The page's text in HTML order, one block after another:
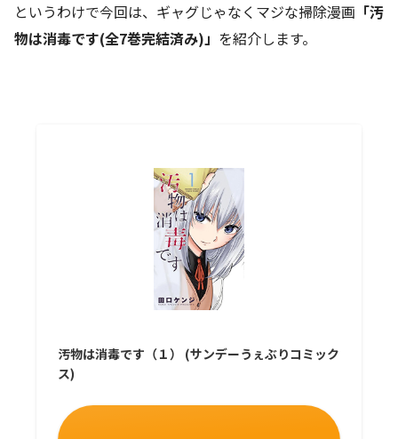
というわけで今回は、ギャグじゃなくマジな掃除漫画 「汚
物は消毒です(全7巻完結済み)」 を紹介します。
汚物は消毒です（１） (サンデーうぇぶりコミック
ス)